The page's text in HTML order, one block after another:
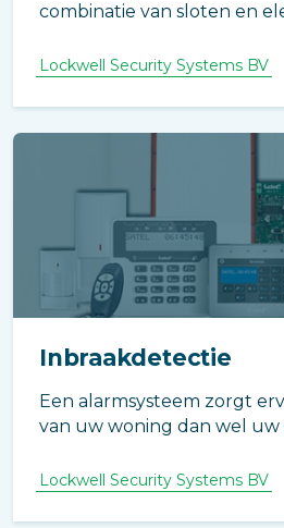
combinatie van sloten en
open en toegankelijk uitziet,
tegelijkertijd hermetisch
bezoekers of niet-
werknemers.
Lockwell Security Systems BV
Inbraakdetectie
Een alarmsysteem zorgt
van uw woning dan wel uw
Lockwell Security Systems BV